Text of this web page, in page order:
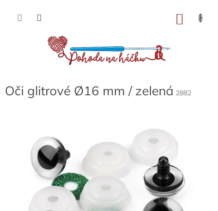
obsah
Oči glitrové Ø16 mm / zelená 2882